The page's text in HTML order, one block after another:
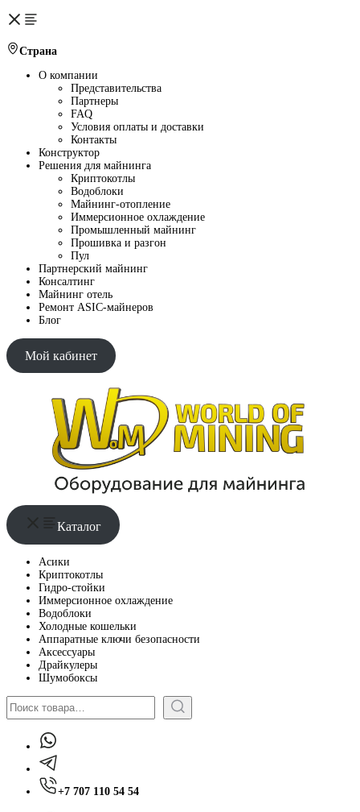
Страна
О компании
Представительства
Партнеры
FAQ
Условия оплаты и доставки
Контакты
Конструктор
Решения для майнинга
Криптокотлы
Водоблоки
Майнинг-отопление
Иммерсионное охлаждение
Промышленный майнинг
Прошивка и разгон
Пул
Партнерский майнинг
Консалтинг
Майнинг отель
Ремонт ASIC-майнеров
Блог
Мой кабинет
Каталог
Асики
Криптокотлы
Гидро-стойки
Иммерсионное охлаждение
Водоблоки
Холодные кошельки
Аппаратные ключи безопасности
Аксессуары
Драйкулеры
Шумобоксы
Поиск
+7 707 110 54 54